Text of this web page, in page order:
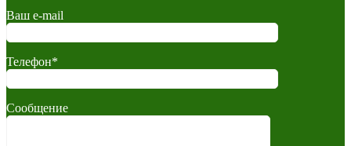
Ваш e-mail
Телефон*
Сообщение